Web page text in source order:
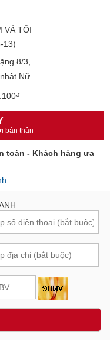
VÀ TÔI
13)
8/3
Nữ
bản thân
toàn - Khách hàng ưa